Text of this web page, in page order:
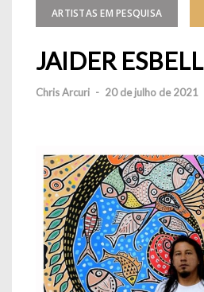
ARTISTAS EM PESQUISA
JAIDER ESBELL
Chris Arcuri - 20 de julho de 2021